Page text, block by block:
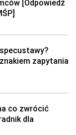
[Odpowiedź
zapytania
co zwrócić
dla